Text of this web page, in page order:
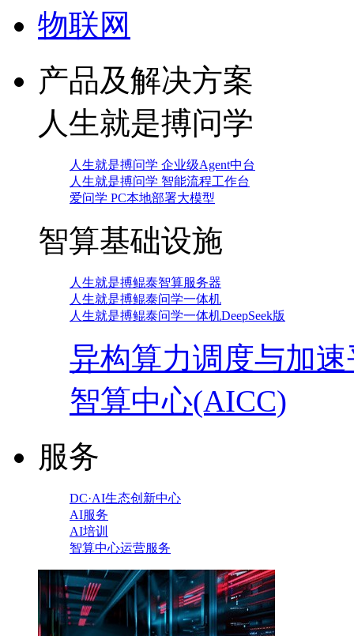
物联网
产品及解决方案
人生就是搏问学
人生就是搏问学 企业级Agent中台
人生就是搏问学 智能流程工作台
爱问学 PC本地部署大模型
智算基础设施
人生就是搏鲲泰智算服务器
人生就是搏鲲泰问学一体机
人生就是搏鲲泰问学一体机DeepSeek版
异构算力调度与加
智算中心(AICC)
服务
DC·AI生态创新中心
AI服务
AI培训
智算中心运营服务